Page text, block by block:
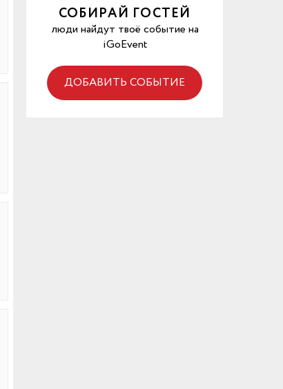
СОБИРАЙ ГОСТЕЙ
люди найдут твоё событие на
iGoEvent
ДОБАВИТЬ СОБЫТИЕ